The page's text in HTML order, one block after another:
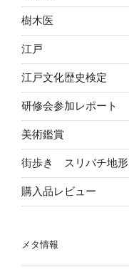
樹木医
江戸
江戸文化歴史検定
研修会参加レポート
美術鑑賞
街歩き スリバチ地形
購入品レビュー
メタ情報